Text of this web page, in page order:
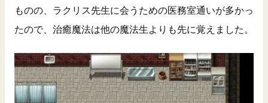
ものの、ラクリス先生に会うための医務室通いが多かっ
たので、治癒魔法は他の魔法生よりも先に覚えました。